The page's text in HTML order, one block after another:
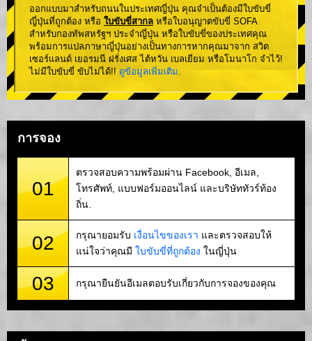
ออกแบบมาสำหรับถนนในประเทศญี่ปุ่น คุณจำเป็นต้องมีใบขับขี่
ญี่ปุ่นที่ถูกต้อง หรือ ใบขับขี่สากล หรือใบอนุญาตขับขี่ SOFA
สำหรับกองทัพสหรัฐฯ ประจำญี่ปุ่น หรือใบขับขี่ของประเทศคุณ
พร้อมการแปลภาษาญี่ปุ่นอย่างเป็นทางการหากคุณมาจาก สวิต
เซอร์แลนด์ เยอรมนี ฝรั่งเศส ไต้หวัน เบลเยียม หรือโมนาโก จำไว้!
ไม่มีใบขับขี่ ขับไม่ได้!! ดูข้อมูลเพิ่มเติม.
การจอง
01
ตรวจสอบความพร้อมผ่าน Facebook, อีเมล,
โทรศัพท์, แบบฟอร์มออนไลน์ และบริษัททัวร์ท้อง
ถิ่น.
02 กรุณายอมรับ เงื่อนไขของเรา และตรวจสอบให้
แน่ใจว่าคุณมี ใบขับขี่ที่ถูกต้อง ในญี่ปุ่น
03 กรุณายืนยันอีเมลตอบรับเกี่ยวกับการจองของคุณ